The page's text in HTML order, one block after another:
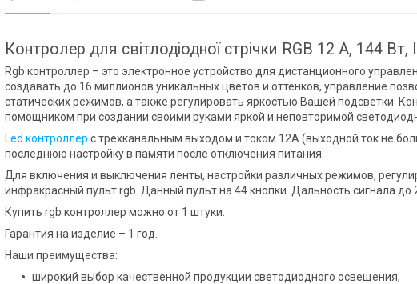
Контролер для світлодіодної стрічки RGB 12 A, 144 Вт,
Rgb контроллер – это электронное устройство для дистанционного
создавать до 16 миллионов уникальных цветов и оттенков, управление
статических режимов, а также регулировать яркостью Вашей подсветки.
помощником при создании своими руками яркой и неповторимой
Led контроллер с трехканальным выходом и током 12А (выходной ток не
последнюю настройку в памяти после отключения питания.
Для включения и выключения ленты, настройки различных режимов,
инфракрасный пульт rgb. Данный пульт на 44 кнопки. Дальность сигнала до
Купить rgb контроллер можно от 1 штуки.
Гарантия на изделие – 1 год.
Наши преимущества:
широкий выбор качественной продукции светодиодного освещения;